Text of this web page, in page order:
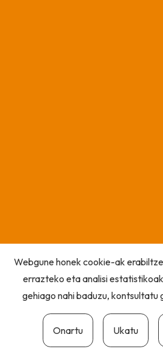
Webgune honek cookie-ak
errazteko eta analisi
gehiago nahi baduzu, kontsultatu
Onartu Ukatu